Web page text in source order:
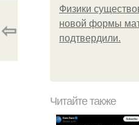
Физики
новой формы
подтвердили.
⇦
Читайте также